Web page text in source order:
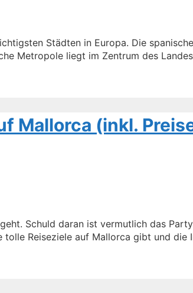
Städten in Europa. Die
Metropole liegt im Zentrum des
Mallorca (inkl.
Schuld daran ist vermutlich das
Reiseziele auf Mallorca gibt und